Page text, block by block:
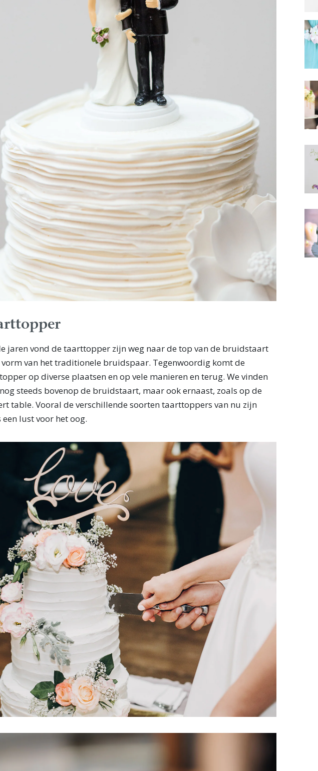
jaren vond de taarttopper zijn weg naar de top van de bruidstaart
vorm van het traditionele bruidspaar. Tegenwoordig komt de
op diverse plaatsen en op vele manieren en terug. We vinden
steeds bovenop de bruidstaart, maar ook ernaast, zoals op de
table. Vooral de verschillende soorten taarttoppers van nu zijn
een lust voor het oog.